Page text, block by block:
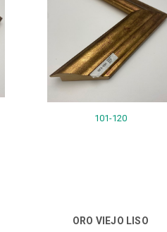
101-120
ORO VIEJO LISO